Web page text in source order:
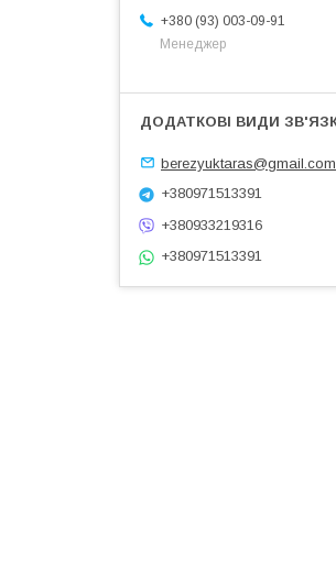
+380 (93) 003-09-91
Менеджер
berezyuktaras@gmail.com
+380971513391
+380933219316
+380971513391